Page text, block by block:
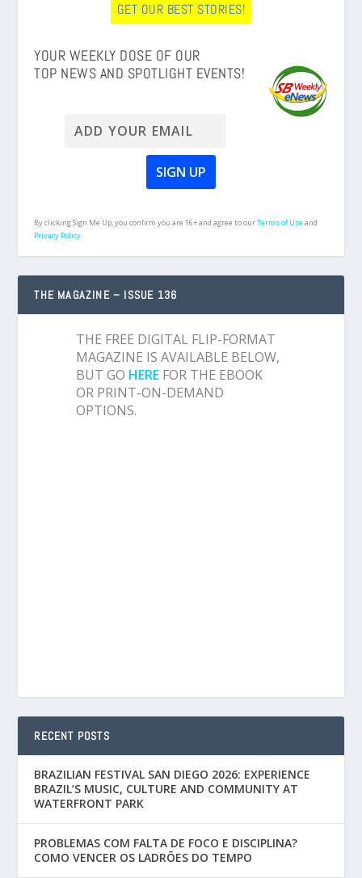
GET OUR BEST STORIES!
YOUR WEEKLY DOSE OF OUR
TOP NEWS AND SPOTLIGHT EVENTS!
By clicking Sign Me Up, you confirm you are 16+ and agree to ourTerms of Useand
Privacy Policy.
THE MAGAZINE – ISSUE 136
THE FREE DIGITAL FLIP-FORMAT
MAGAZINE IS AVAILABLE BELOW,
BUT GO HERE FOR THE EBOOK
OR PRINT-ON-DEMAND
OPTIONS.
RECENT POSTS
BRAZILIAN FESTIVAL SAN DIEGO 2026: EXPERIENCE
BRAZIL’S MUSIC, CULTURE AND COMMUNITY AT
WATERFRONT PARK
PROBLEMAS COM FALTA DE FOCO E DISCIPLINA?
COMO VENCER OS LADRÕES DO TEMPO